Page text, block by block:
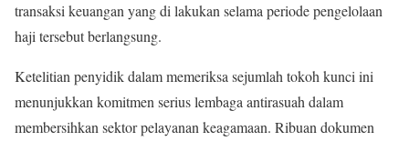
transaksi keuangan yang di lakukan selama periode pengelolaan
haji tersebut berlangsung.
Ketelitian penyidik dalam memeriksa sejumlah tokoh kunci ini
menunjukkan komitmen serius lembaga antirasuah dalam
membersihkan sektor pelayanan keagamaan. Ribuan dokumen